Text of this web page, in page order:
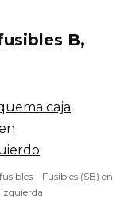
B,
– Fusibles (SB) en